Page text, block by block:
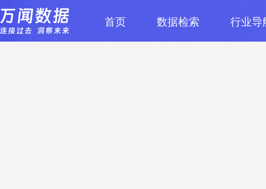
首页 数据检索 行业导